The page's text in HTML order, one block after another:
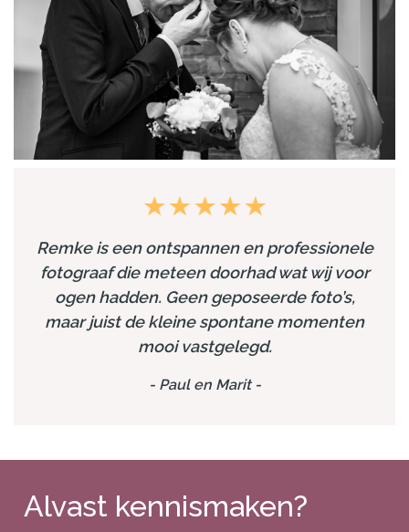
Remke is een ontspannen en professionele
fotograaf die meteen doorhad wat wij voor
ogen hadden. Geen geposeerde foto’s,
maar juist de kleine spontane momenten
mooi vastgelegd.
- Paul en Marit-
Alvast kennismaken?